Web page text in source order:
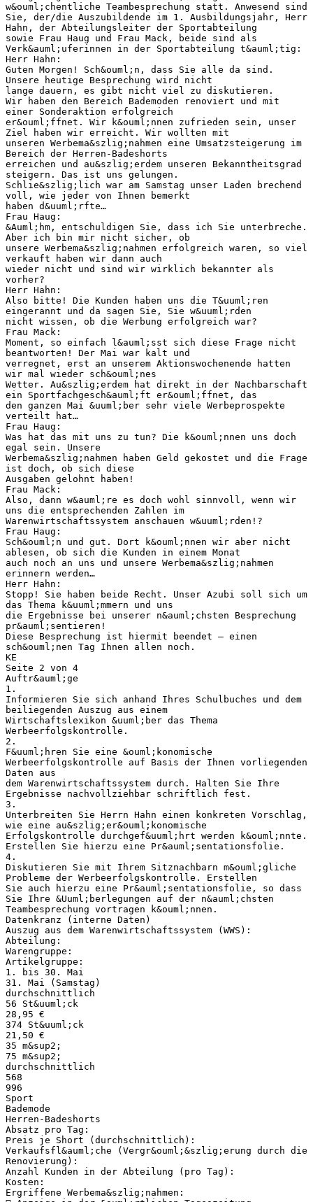
w&ouml;chentliche Teambesprechung statt. Anwesend sind
Sie, der/die Auszubildende im 1. Ausbildungsjahr, Herr
Hahn, der Abteilungsleiter der Sportabteilung
sowie Frau Haug und Frau Mack, beide sind als
Verk&auml;uferinnen in der Sportabteilung t&auml;tig:
Herr Hahn:
Guten Morgen! Sch&ouml;n, dass Sie alle da sind.
Unsere heutige Besprechung wird nicht
lange dauern, es gibt nicht viel zu diskutieren.
Wir haben den Bereich Bademoden renoviert und mit
einer Sonderaktion erfolgreich
er&ouml;ffnet. Wir k&ouml;nnen zufrieden sein, unser
Ziel haben wir erreicht. Wir wollten mit
unseren Werbema&szlig;nahmen eine Umsatzsteigerung im
Bereich der Herren-Badeshorts
erreichen und au&szlig;erdem unseren Bekanntheitsgrad
steigern. Das ist uns gelungen.
Schlie&szlig;lich war am Samstag unser Laden brechend
voll, wie jeder von Ihnen bemerkt
haben d&uuml;rfte…
Frau Haug:
&Auml;hm, entschuldigen Sie, dass ich Sie unterbreche.
Aber ich bin mir nicht sicher, ob
unsere Werbema&szlig;nahmen erfolgreich waren, so viel
verkauft haben wir dann auch
wieder nicht und sind wir wirklich bekannter als
vorher?
Herr Hahn:
Also bitte! Die Kunden haben uns die T&uuml;ren
eingerannt und da sagen Sie, Sie w&uuml;rden
nicht wissen, ob die Werbung erfolgreich war?
Frau Mack:
Moment, so einfach l&auml;sst sich diese Frage nicht
beantworten! Der Mai war kalt und
verregnet, erst an unserem Aktionswochenende hatten
wir mal wieder sch&ouml;nes
Wetter. Au&szlig;erdem hat direkt in der Nachbarschaft
ein Sportfachgesch&auml;ft er&ouml;ffnet, das
den ganzen Mai &uuml;ber sehr viele Werbeprospekte
verteilt hat…
Frau Haug:
Was hat das mit uns zu tun? Die k&ouml;nnen uns doch
egal sein. Unsere
Werbema&szlig;nahmen haben Geld gekostet und die Frage
ist doch, ob sich diese
Ausgaben gelohnt haben!
Frau Mack:
Also, dann w&auml;re es doch wohl sinnvoll, wenn wir
uns die entsprechenden Zahlen im
Warenwirtschaftssystem anschauen w&uuml;rden!?
Frau Haug:
Sch&ouml;n und gut. Dort k&ouml;nnen wir aber nicht
ablesen, ob sich die Kunden in einem Monat
auch noch an uns und unsere Werbema&szlig;nahmen
erinnern werden…
Herr Hahn:
Stopp! Sie haben beide Recht. Unser Azubi soll sich um
das Thema k&uuml;mmern und uns
die Ergebnisse bei unserer n&auml;chsten Besprechung
pr&auml;sentieren!
Diese Besprechung ist hiermit beendet – einen
sch&ouml;nen Tag Ihnen allen noch.
KE
Seite 2 von 4
Auftr&auml;ge
1.
Informieren Sie sich anhand Ihres Schulbuches und dem
beiliegenden Auszug aus einem
Wirtschaftslexikon &uuml;ber das Thema
Werbeerfolgskontrolle.
2.
F&uuml;hren Sie eine &ouml;konomische
Werbeerfolgskontrolle auf Basis der Ihnen vorliegenden
Daten aus
dem Warenwirtschaftssystem durch. Halten Sie Ihre
Ergebnisse nachvollziehbar schriftlich fest.
3.
Unterbreiten Sie Herrn Hahn einen konkreten Vorschlag,
wie eine au&szlig;er&ouml;konomische
Erfolgskontrolle durchgef&uuml;hrt werden k&ouml;nnte.
Erstellen Sie hierzu eine Pr&auml;sentationsfolie.
4.
Diskutieren Sie mit Ihrem Sitznachbarn m&ouml;gliche
Probleme der Werbeerfolgskontrolle. Erstellen
Sie auch hierzu eine Pr&auml;sentationsfolie, so dass
Sie Ihre &Uuml;berlegungen auf der n&auml;chsten
Teambesprechung vortragen k&ouml;nnen.
Datenkranz (interne Daten)
Auszug aus dem Warenwirtschaftssystem (WWS):
Abteilung:
Warengruppe:
Artikelgruppe:
1. bis 30. Mai
31. Mai (Samstag)
durchschnittlich
56 St&uuml;ck
28,95 €
374 St&uuml;ck
21,50 €
35 m&sup2;
75 m&sup2;
durchschnittlich
568
996
Sport
Bademode
Herren-Badeshorts
Absatz pro Tag:
Preis je Short (durchschnittlich):
Verkaufsfl&auml;che (Vergr&ouml;&szlig;erung durch die
Renovierung):
Anzahl Kunden in der Abteilung (pro Tag):
Kosten:
Ergriffene Werbema&szlig;nahmen: